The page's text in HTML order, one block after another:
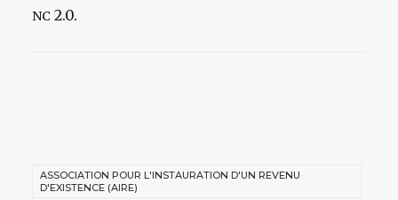
NC 2.0.
ASSOCIATION POUR L'INSTAURATION D'UN REVENU
D'EXISTENCE (AIRE)